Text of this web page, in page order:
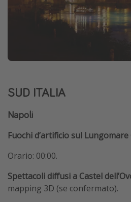
SUD ITALIA
Napoli
Fuochi d’artificio sul Lungomare
Orario: 00:00.
Spettacoli diffusi a Castel
mapping 3D (se confermato).